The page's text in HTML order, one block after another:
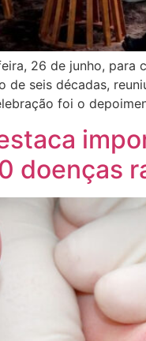
26 de junho,
seis décadas,
foi o
doenças